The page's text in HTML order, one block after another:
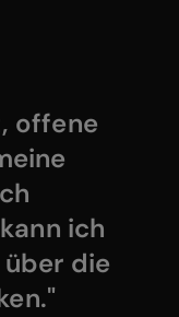
offene
ich
die